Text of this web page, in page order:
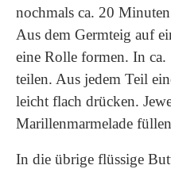
nochmals ca. 20 Minuten
Aus dem Germteig auf
eine Rolle formen. In
teilen. Aus jedem Teil
leicht flach drücken.
Marillenmarmelade
In die übrige flüssige